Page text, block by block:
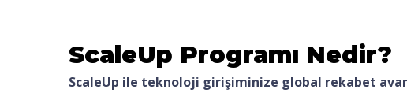
ScaleUp Programı Nedir?
ScaleUp ile teknoloji girişiminize global rekabet